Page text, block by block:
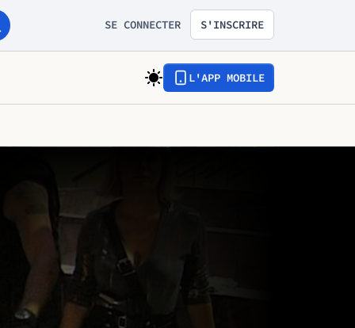
SE CONNECTER S'INSCRIRE
L'APP MOBILE